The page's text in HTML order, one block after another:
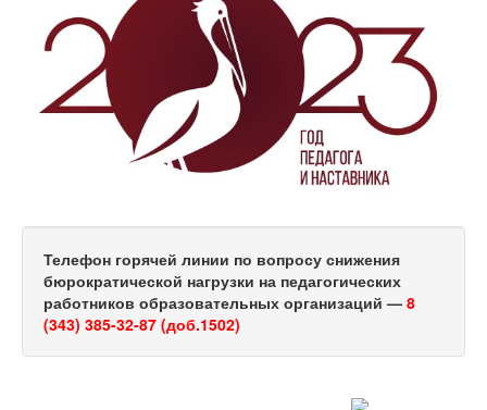
Телефон горячей линии по вопросу снижения
бюрократической нагрузки на педагогических
работников образовательных организаций — 8
(343) 385-32-87 (доб.1502)